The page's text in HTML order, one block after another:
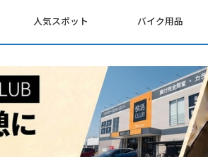
人気スポット バイク用品